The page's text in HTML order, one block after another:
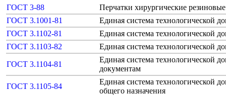
ГОСТ 3-88
Перчатки хирургические
ГОСТ 3.1001-81
Единая система технологической
ГОСТ 3.1102-81
Единая система технологической
ГОСТ 3.1103-82
Единая система технологической
ГОСТ 3.1104-81
Единая система технологической
документам
ГОСТ 3.1105-84
Единая система технологической
общего назначения